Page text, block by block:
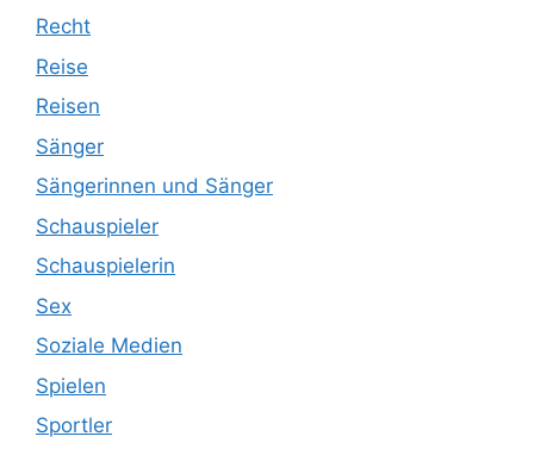
Recht
Reise
Reisen
Sänger
Sängerinnen und Sänger
Schauspieler
Schauspielerin
Sex
Soziale Medien
Spielen
Sportler